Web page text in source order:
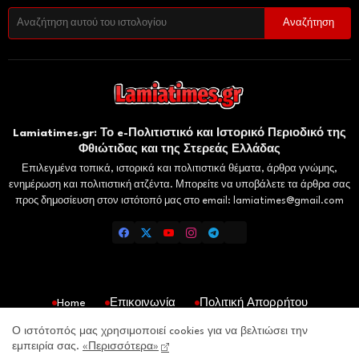
Lamiatimes.gr: Το e-Πολιτιστικό και Ιστορικό Περιοδικό της
Φθιώτιδας και της Στερεάς Ελλάδας
Επιλεγμένα τοπικά, ιστορικά και πολιτιστικά θέματα, άρθρα γνώμης,
ενημέρωση και πολιτιστική ατζέντα. Μπορείτε να υποβάλετε τα άρθρα σας
προς δημοσίευση στον ιστότοπό μας στο email: lamiatimes@gmail.com
Home Επικοινωνία
Πολιτική Απορρήτου
Ο ιστότοπός μας χρησιμοποιεί cookies για να βελτιώσει την
εμπειρία σας. «Περισσότερα»